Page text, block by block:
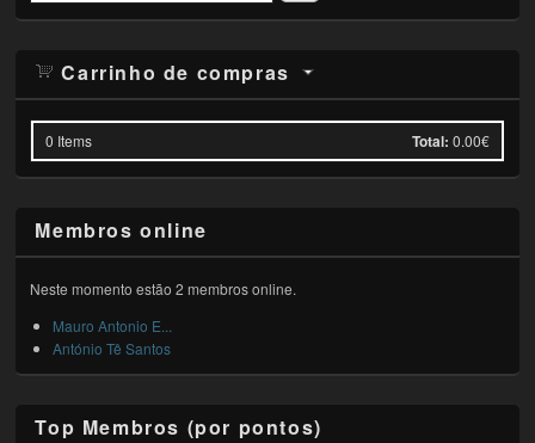
Carrinho de compras
0 Items Total: 0.00€
Membros online
Neste momento estão 2 membros online.
Mauro Antonio E...
António Tê Santos
Top Membros (por pontos)